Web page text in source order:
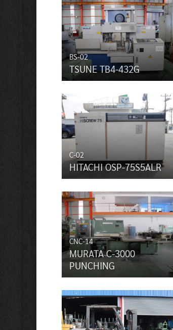
BS-02
TSUNE TB4-432G
C-02
HITACHI OSP-75S5ALR
CNC-14
MURATA C-3000
PUNCHING